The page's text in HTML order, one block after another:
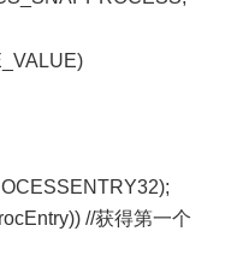
//获得第一个